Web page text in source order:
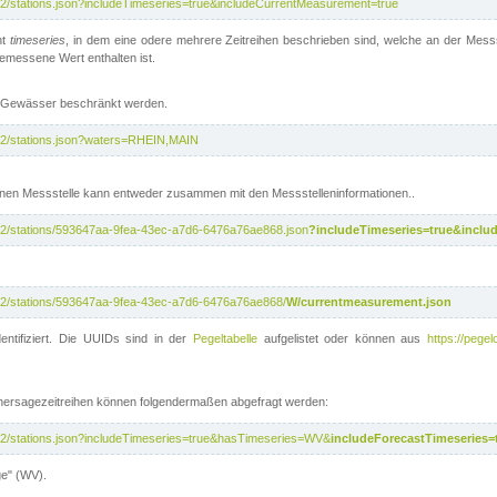
stations.json?includeTimeseries=true&includeCurrentMeasurement=true
timeseries , in dem eine odere mehrere Zeitreihen beschrieben sind, welche an der
Wert enthalten ist.
beschränkt werden.
stations.json?waters=RHEIN,MAIN
Messstelle kann entweder zusammen mit den Messstelleninformationen..
stations/593647aa-9fea-43ec-a7d6-6476a76ae868.json
stations/593647aa-9fea-43ec-a7d6-6476a76ae868/W/currentmeasurement.json
Die UUIDs sind in der Pegeltabelleaufgelistet oder können aushttps://
können folgendermaßen abgefragt werden:
stations.json?includeTimeseries=true&hasTimeseries=WV&
(WV).